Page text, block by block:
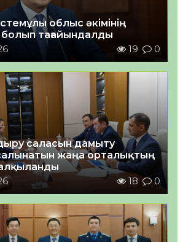
облыс әкімінің
болып тағайындалды
19 0
саласын дамыту
жаңа орталықтың
18 0